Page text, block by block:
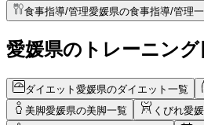
食事指導/管理愛媛県の食事指導/管理
愛媛県のトレーニン
ダイエット 愛媛県のダイエット一覧
美脚愛媛県の美脚一覧 くびれ愛